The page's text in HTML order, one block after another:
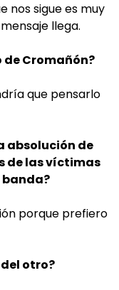
nos sigue es muy
llega.
de Cromañón?
que pensarlo
absolución de
de las víctimas
porque prefiero
otro?